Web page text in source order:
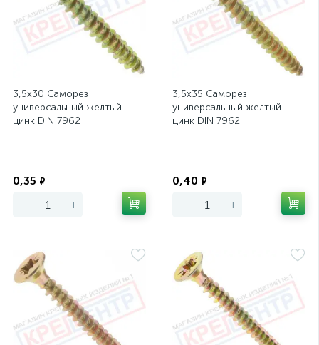
3,5х30 Саморез
универсальный желтый
цинк DIN 7962
0,35 ₽
- +
3,5х35 Саморез
универсальный желтый
цинк DIN 7962
0,40 ₽
- +